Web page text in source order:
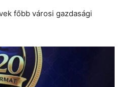
főbb városi gazdasági